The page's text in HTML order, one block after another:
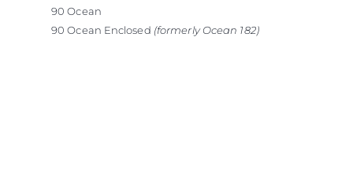
90 Ocean
90 Ocean Enclosed (formerly Ocean 182)